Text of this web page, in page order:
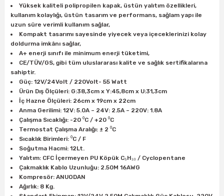
Yüksek kaliteli polipropilen kapak, üstün yalıtım özellikleri,
kullanım kolaylığı, üstün tasarım ve performans, sağlam yapı ile
uzun süre verimli kullanım sağlar,
Kompakt tasarımı sayesinde yiyecek veya içeceklerinizi kolay
doldurma imkânı sağlar,
A+ enerji sınıfı ile minimum enerji tüketimi,
CE/TÜV/GS, gibi tüm uluslararası kalite ve sağlık sertifikalarına
sahiptir.
Güç: 12V/24Volt / 220Volt- 55 Watt
Ürün Dış Ölçüleri: G:38,3cm x Y:45,8cm x U:31,3cm
İç Hazne Ölçüleri: 26cm x 19cm x 22cm
Anma Gerilimi: 12V: 5.0A – 24V: 2.5A – 220V: 1.8A
Çalışma Sıcaklığı: -20 ⁰C / +20 ⁰C
Termostat Çalışma Aralığı: ± 2 ⁰C
Sıcaklık Birimleri: ⁰C / F
Soğutma Hacmi: 12Lt.
Yalıtım: CFC İçermeyen PU Köpük C₅H₁₀ / Cyclopentane
Çakmaklık Kablo Uzunluğu: 2.50M 16AWG
Kompresör: ANUODAN
Ağırlık: 8 Kg.